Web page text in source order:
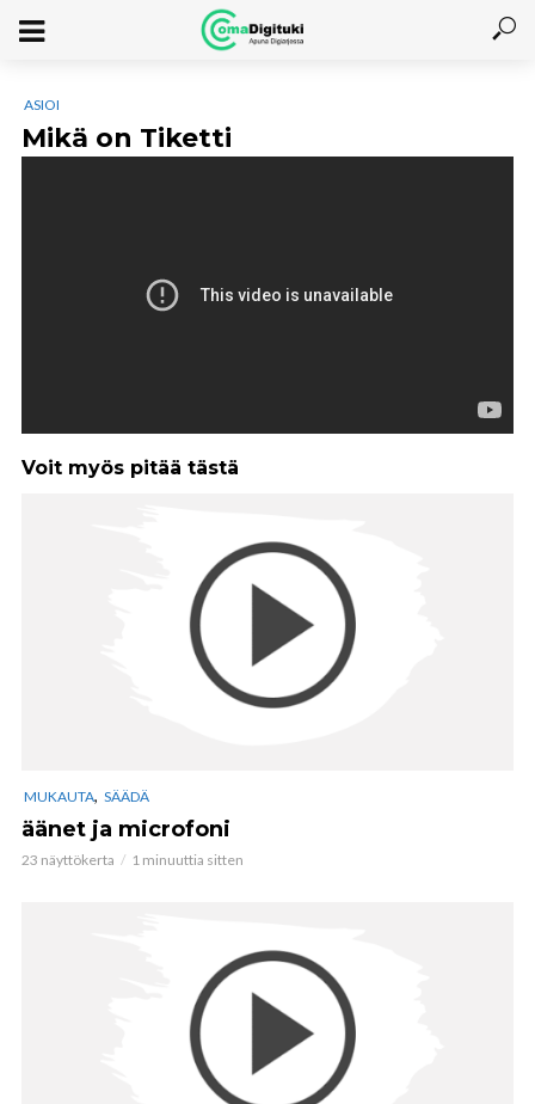
ASIOI
Mikä on Tiketti
Voit myös pitää tästä
MUKAUTA, SÄÄDÄ
äänet ja microfoni
23 näyttökerta 1 minuuttia sitten